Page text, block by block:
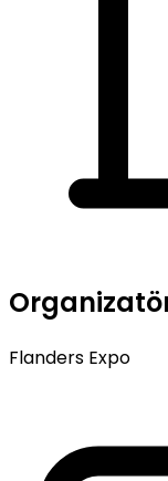
Flanders Expo